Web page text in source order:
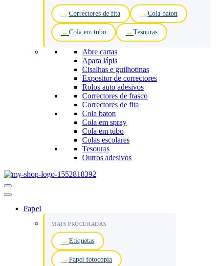
Correctores de fita Cola baton
Cola em tubo Tesouras
Abre cartas
Apara lápis
Cisalhas e guilhotinas
Expositor de correctores
Rolos auto adesivos
Correctores de frasco
Correctores de fita
Cola baton
Cola em spray
Cola em tubo
Colas escolares
Tesouras
Outros adesivos
Menu
de
Papel
MAIS PROCURADAS
Etiquetas
Papel fotocópia